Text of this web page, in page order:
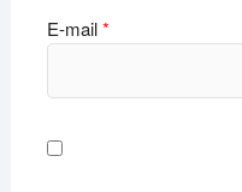
E-mail*